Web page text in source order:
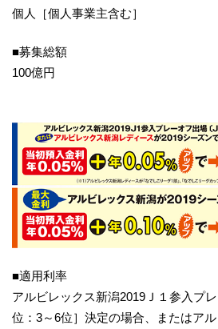
個人［個人事業主含む］
■募集総額
100億円
■適用利率
アルビレックス新潟2019Ｊ１参入プ
位：3～6位］決定の場合、またはア